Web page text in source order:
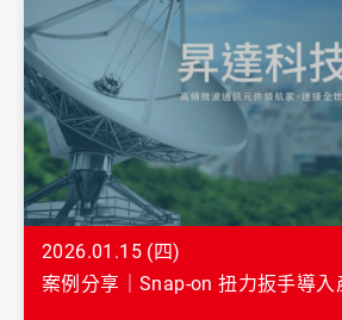
2026.01.15 (四)
案例分享｜Snap-on 扭力扳手導入